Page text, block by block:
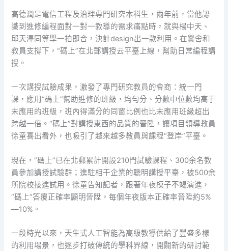
高德潤是電信工程及治理專門研究本科生，兩年前，當他認
識到進修編程面對一對一教導的需求痛點時，就與楊中天、
邱天澤同等學一拍即合，決計design出一款利用。在黌舍和
教員支撐下，“碼上”在北郵講授云平臺上線，幫助日常編程講
授。
一次講授試驗成果，激發了專門研究教員的會商：統一門
課，應用“碼上”幫助進修的班級，均勻分、分數中位數均高于
未應用的班級，班內得滿分的同窗比例也比未應用班級超出
跨越一倍。“碼上”對講授東西的品質的晉陞，讓項目領導教員
徐童喜出看外，也吸引了越來越多教員與課程“登岸”平臺。
現在，“碼上”已在北郵累計開設210門試驗課程、300余名教
員參加講授試驗群；進駐相干企業的聰明講授平臺，被500余
所院校接進試用。徐童告知記者，跟著年夜模子不竭演進，
“碼上”答覆正確率顯明晉陞，每個年夜版本正確率晉陞約5%
—10%。
一段時光以來，天生式人工智能為高級教導供給了豐盛多樣
的利用場景，也逐步打破傳統的學科界線，開闢新的研討範